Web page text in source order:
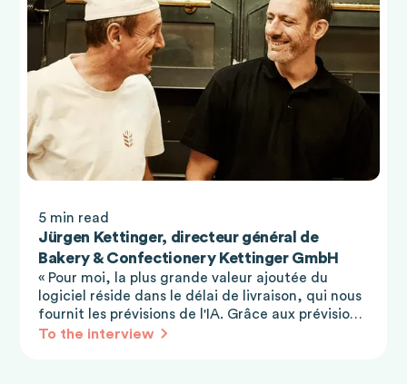
5 min read
Jürgen Kettinger, directeur général de
Bakery & Confectionery Kettinger GmbH
« Pour moi, la plus grande valeur ajoutée du
logiciel réside dans le délai de livraison, qui nous
fournit les prévisions de l'IA. Grâce aux prévisions
précises, nous savons déjà quelles quantités nous
To the interview